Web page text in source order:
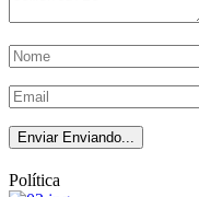
Enviar Enviando...
Política